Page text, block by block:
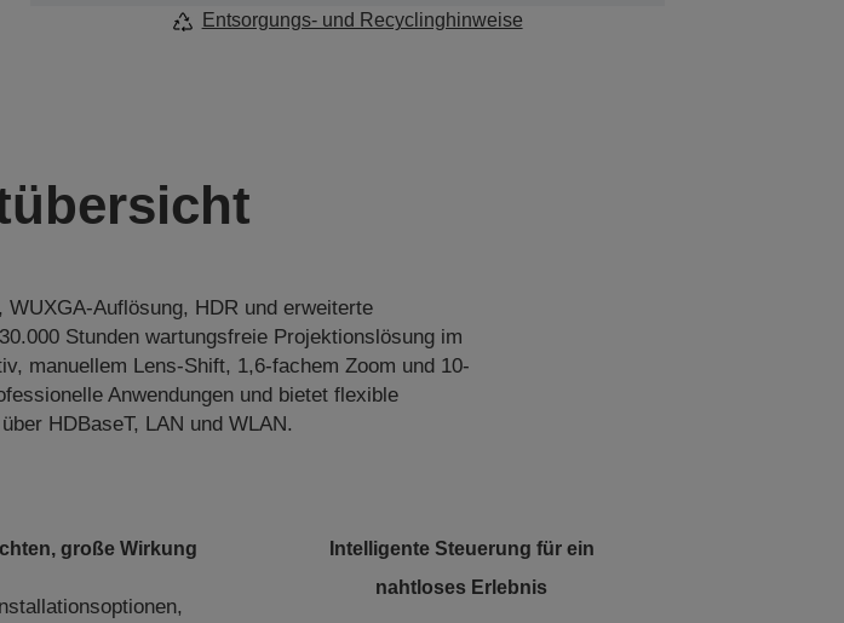
Entsorgungs- und Recyclinghinweise
Auflösung, HDR und erweiterte
Stunden wartungsfreie Projektionslösung im
manuellem Lens-Shift, 1,6-fachem Zoom und 10-
Anwendungen und bietet flexible
HDBaseT, LAN und WLAN.
große Wirkung
Intelligente Steuerung für ein
nahtloses Erlebnis